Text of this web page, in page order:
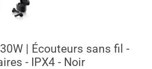
| Écouteurs sans fil -
- IPX4 - Noir